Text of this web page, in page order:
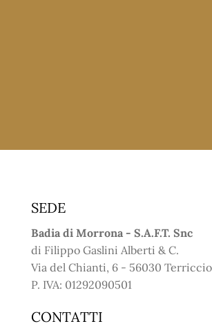
SEDE
Badia di Morrona - S.A.F.T. Snc
di Filippo Gaslini Alberti & C.
Via del Chianti, 6 - 56030
P. IVA: 01292090501
CONTATTI